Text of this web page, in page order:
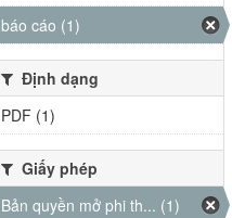
báo cáo (1)
Định dạng
PDF (1)
Giấy phép
Bản quyền mở phi th... (1)